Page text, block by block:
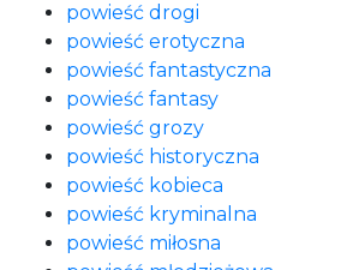
powieść drogi
powieść erotyczna
powieść fantastyczna
powieść fantasy
powieść grozy
powieść historyczna
powieść kobieca
powieść kryminalna
powieść miłosna